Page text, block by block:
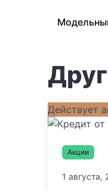
Действует
Акции
1 августа,